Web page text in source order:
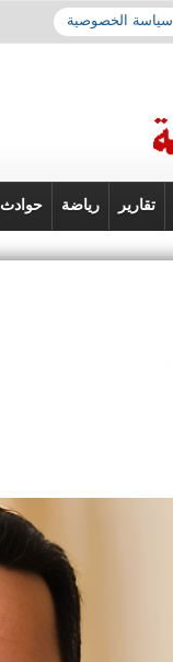
سياسة الخصوصية
تقارير رياضة حوادث